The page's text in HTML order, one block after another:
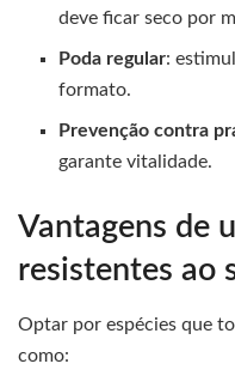
deve ficar seco por
Poda regular:
formato.
Prevenção contra
garante vitalidade.
Vantagens de
resistentes ao
Optar por espécies que
como: